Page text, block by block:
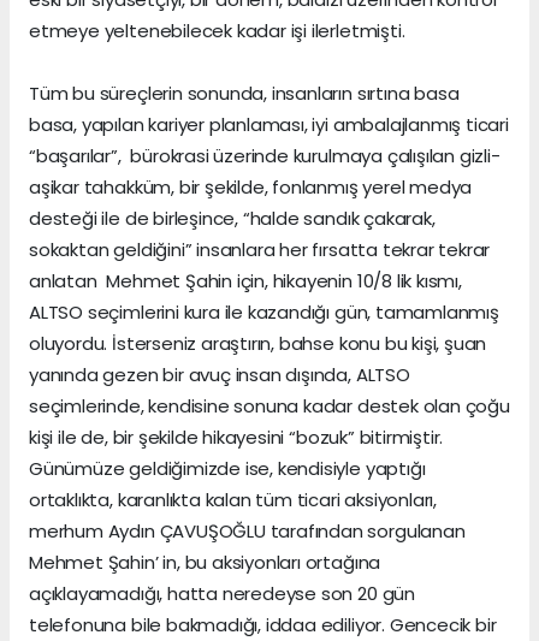
etmeye yeltenebilecek kadar işi ilerletmişti.
Tüm bu süreçlerin sonunda, insanların sırtına basa
basa, yapılan kariyer planlaması, iyi ambalajlanmış ticari
“başarılar”, bürokrasi üzerinde kurulmaya çalışılan gizli-
aşikar tahakküm, bir şekilde, fonlanmış yerel medya
desteği ile de birleşince, “halde sandık çakarak,
sokaktan geldiğini” insanlara her fırsatta tekrar tekrar
anlatan Mehmet Şahin için, hikayenin 10/8 lik kısmı,
ALTSO seçimlerini kura ile kazandığı gün, tamamlanmış
oluyordu. İsterseniz araştırın, bahse konu bu kişi, şuan
yanında gezen bir avuç insan dışında, ALTSO
seçimlerinde, kendisine sonuna kadar destek olan çoğu
kişi ile de, bir şekilde hikayesini “bozuk” bitirmiştir.
Günümüze geldiğimizde ise, kendisiyle yaptığı
ortaklıkta, karanlıkta kalan tüm ticari aksiyonları,
merhum Aydın ÇAVUŞOĞLU tarafından sorgulanan
Mehmet Şahin’ in, bu aksiyonları ortağına
açıklayamadığı, hatta neredeyse son 20 gün
telefonuna bile bakmadığı, iddaa ediliyor. Gencecik bir